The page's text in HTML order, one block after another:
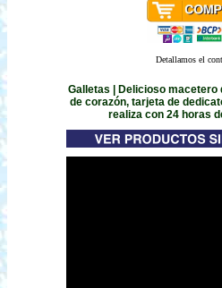
Detallamos el
Galletas | Delicioso macetero
de corazón, tarjeta de
realiza con 24 horas